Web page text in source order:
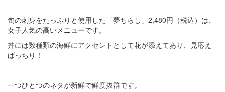
旬の刺身をたっぷりと使用した「夢ちらし」2,480円（税込）は、
女子人気の高いメニューです。
丼には数種類の海鮮にアクセントとして花が添えてあり、見応え
ばっちり！
一つひとつのネタが新鮮で鮮度抜群です。